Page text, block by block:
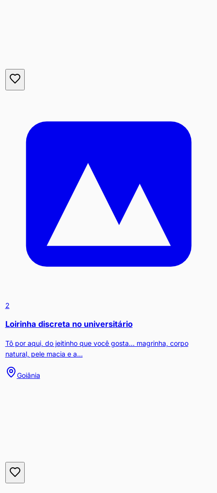
2
Loirinha discreta no universitário
Tô por aqui, do jeitinho que você gosta… magrinha, corpo
natural, pele macia e a...
Goiânia